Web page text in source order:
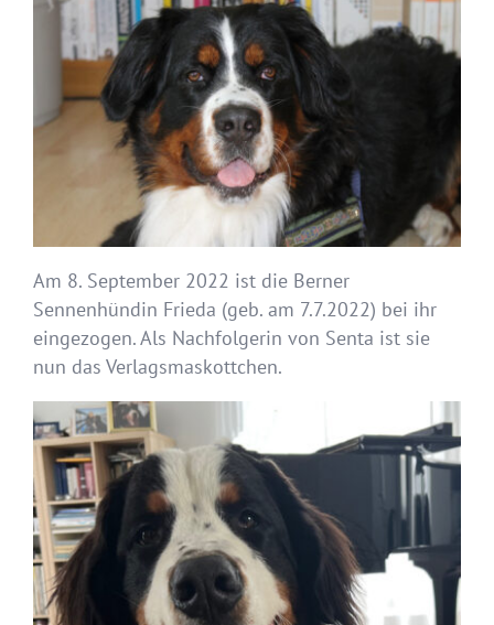
Am 8. September 2022 ist die Berner
Sennenhündin Frieda (geb. am 7.7.2022) bei ihr
eingezogen. Als Nachfolgerin von Senta ist sie
nun das Verlagsmaskottchen.